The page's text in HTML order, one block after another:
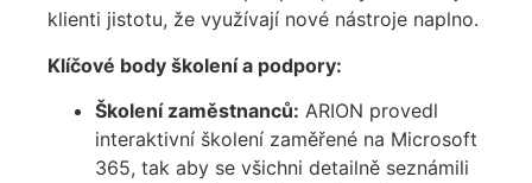
klienti jistotu, že využívají nové nástroje naplno.
Klíčové body školení a podpory:
Školení zaměstnanců: ARION provedl
interaktivní školení zaměřené na Microsoft
365, tak aby se všichni detailně seznámili